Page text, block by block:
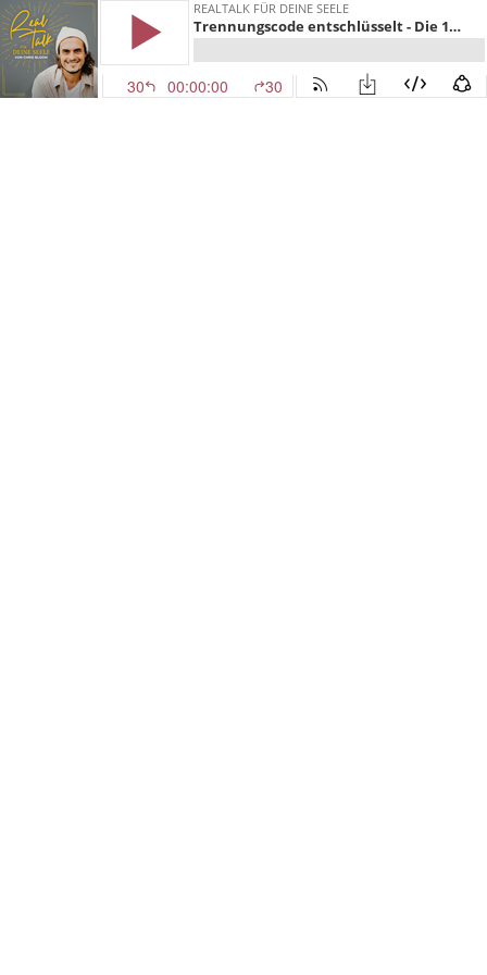
REALTALK FÜR DEINE SEELE
Trennungscode entschlüsselt - Die 10 Anzeichen einer Trennung
30 00:00:00 30